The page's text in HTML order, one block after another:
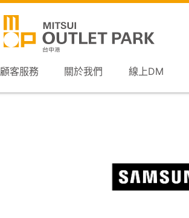
顧客服務 關於我們 線上DM